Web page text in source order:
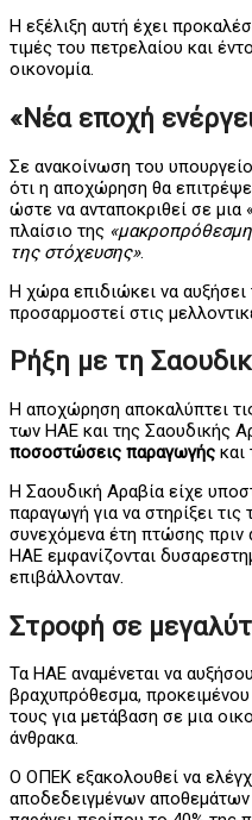
Η εξέλιξη αυτή έχει
τιμές του πετρελαίου και
οικονομία.
«Νέα εποχή
Σε ανακοίνωση του
ότι η αποχώρηση θα
ώστε να ανταποκριθεί σε μια
πλαίσιο της
της στόχευσης».
Η χώρα επιδιώκει να
προσαρμοστεί στις
Ρήξη με τη
Η αποχώρηση αποκαλύπτει
των ΗΑΕ και της Σαουδικής
ποσοστώσεις παραγωγής και
Η Σαουδική Αραβία είχε
παραγωγή για να στηρίξει τις
συνεχόμενα έτη πτώσης πριν
ΗΑΕ εμφανίζονται
επιβάλλονταν.
Στροφή σε
Τα ΗΑΕ αναμένεται να
βραχυπρόθεσμα,
τους για μετάβαση σε μια
άνθρακα.
Ο ΟΠΕΚ εξακολουθεί να
αποδεδειγμένων